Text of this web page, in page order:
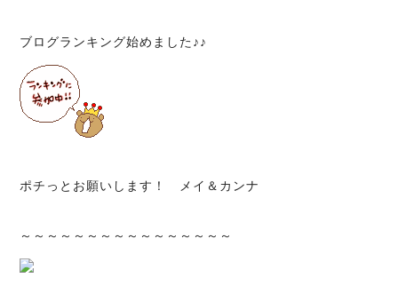
ブログランキング始めました♪♪
ポチっとお願いします！ メイ＆カンナ
～～～～～～～～～～～～～～～～